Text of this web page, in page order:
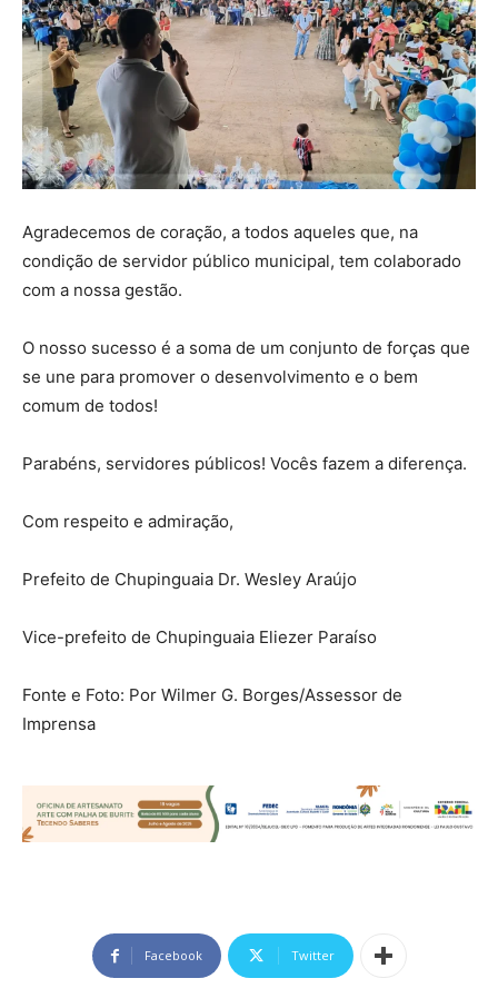
Agradecemos de coração, a todos aqueles que, na
condição de servidor público municipal, tem colaborado
com a nossa gestão.
O nosso sucesso é a soma de um conjunto de forças que
se une para promover o desenvolvimento e o bem
comum de todos!
Parabéns, servidores públicos! Vocês fazem a diferença.
Com respeito e admiração,
Prefeito de Chupinguaia Dr. Wesley Araújo
Vice-prefeito de Chupinguaia Eliezer Paraíso
Fonte e Foto: Por Wilmer G. Borges/Assessor de
Imprensa
Facebook Twitter